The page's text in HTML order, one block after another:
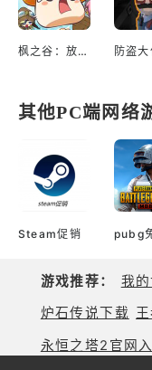
枫之谷：放置冒险记 防盗
其他PC端网络
Steam促销
游戏推荐： 我
炉石传说下载
永恒之塔2官网